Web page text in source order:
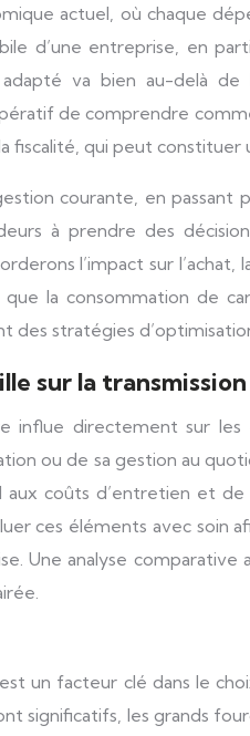
d’une entreprise, en
adapté va bien au-delà
de comprendre
fiscalité, qui peut
courante, en
à prendre des
l’impact sur l’achat,
que la consommation de
des stratégies
sur la
influe directement sur les
ou de sa gestion au
aux coûts d’entretien et
ces éléments avec soin
Une analyse
un facteur clé dans le
significatifs, les grands